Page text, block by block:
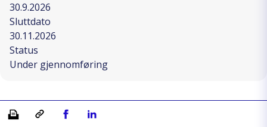
30.9.2026
Sluttdato
30.11.2026
Status
Under gjennomføring
Skriv ut Kopiera länkDel på Facebook
Del på Linkedin